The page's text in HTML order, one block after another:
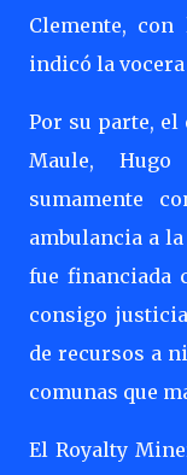
Clemente, con
indicó la
Por su parte, el
Maule,
sumamente
ambulancia a
fue financiada
consigo
de recursos a
comunas que
El Royalty